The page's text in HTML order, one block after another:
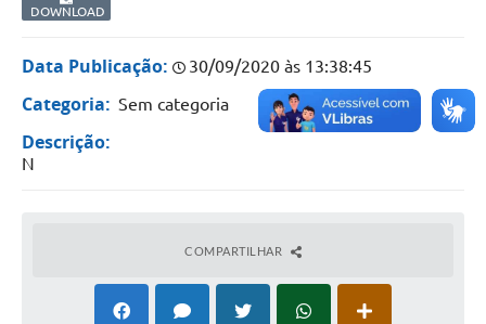
DOWNLOAD
Data Publicação: 30/09/2020 às 13:38:45
Categoria: Sem categoria
Descrição:
N
COMPARTILHAR